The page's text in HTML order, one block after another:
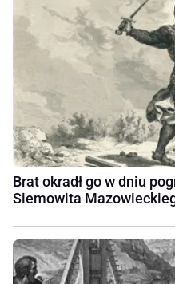
Brat okradł go w dniu
Siemowita